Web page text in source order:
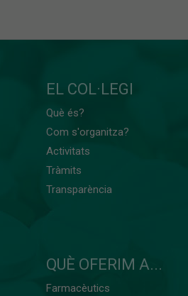
EL COL·LEGI
Què és?
Com s'organitza?
Activitats
Tràmits
Transparència
QUÈ OFERIM A...
Farmacèutics